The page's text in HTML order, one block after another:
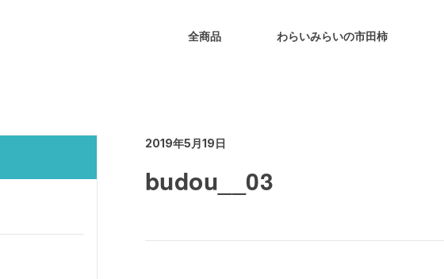
全商品 わらいみらいの市田柿
2019年5月19日
budou__03